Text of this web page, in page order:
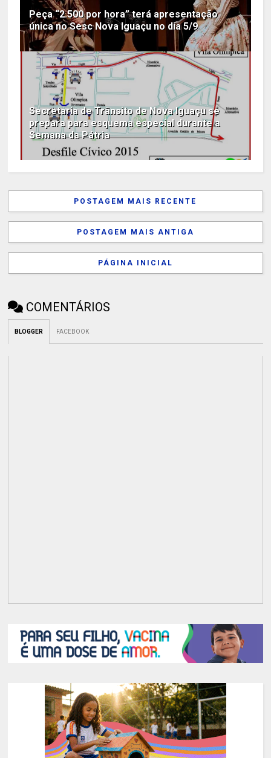
Peça “2.500 por hora” terá apresentação
única no Sesc Nova Iguaçu no dia 5/9
Secretaria de Trânsito de Nova Iguaçu se
prepara para esquema especial durante a
Semana da Pátria
POSTAGEM MAIS RECENTE
POSTAGEM MAIS ANTIGA
PÁGINA INICIAL
COMENTÁRIOS
BLOGGER FACEBOOK